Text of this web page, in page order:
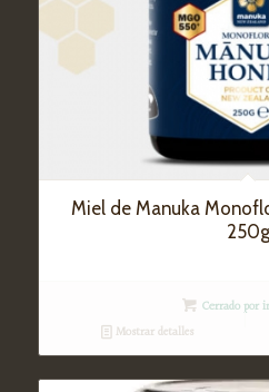
Miel de Manuka
250g
Cerrado por
Mostrar detalles